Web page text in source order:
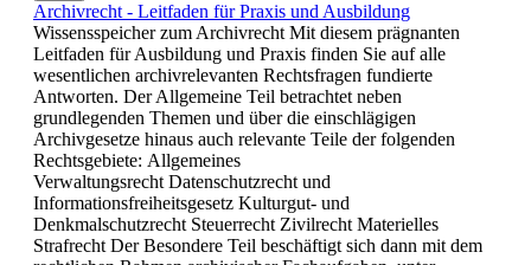
Archivrecht - Leitfaden für Praxis und Ausbildung
Wissensspeicher zum Archivrecht Mit diesem prägnanten
Leitfaden für Ausbildung und Praxis finden Sie auf alle
wesentlichen archivrelevanten Rechtsfragen fundierte
Antworten. Der Allgemeine Teil betrachtet neben
grundlegenden Themen und über die einschlägigen
Archivgesetze hinaus auch relevante Teile der folgenden
Rechtsgebiete: Allgemeines
Verwaltungsrecht Datenschutzrecht und
Informationsfreiheitsgesetz Kulturgut- und
Denkmalschutzrecht Steuerrecht Zivilrecht Materielles
Strafrecht Der Besondere Teil beschäftigt sich dann mit dem